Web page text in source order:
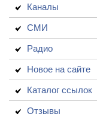
Каналы
СМИ
Радио
Новое на сайте
Каталог ссылок
Отзывы